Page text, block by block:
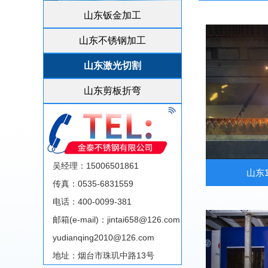
山东钣金加工
山东不锈钢加工
山东激光切割
山东剪板折弯
吴经理：15006501861
传真：0535-6831559
电话：400-0099-381
邮箱(e-mail)：jintai658@126.com
yudianqing2010@126.com
地址：烟台市珠玑中路13号
山东